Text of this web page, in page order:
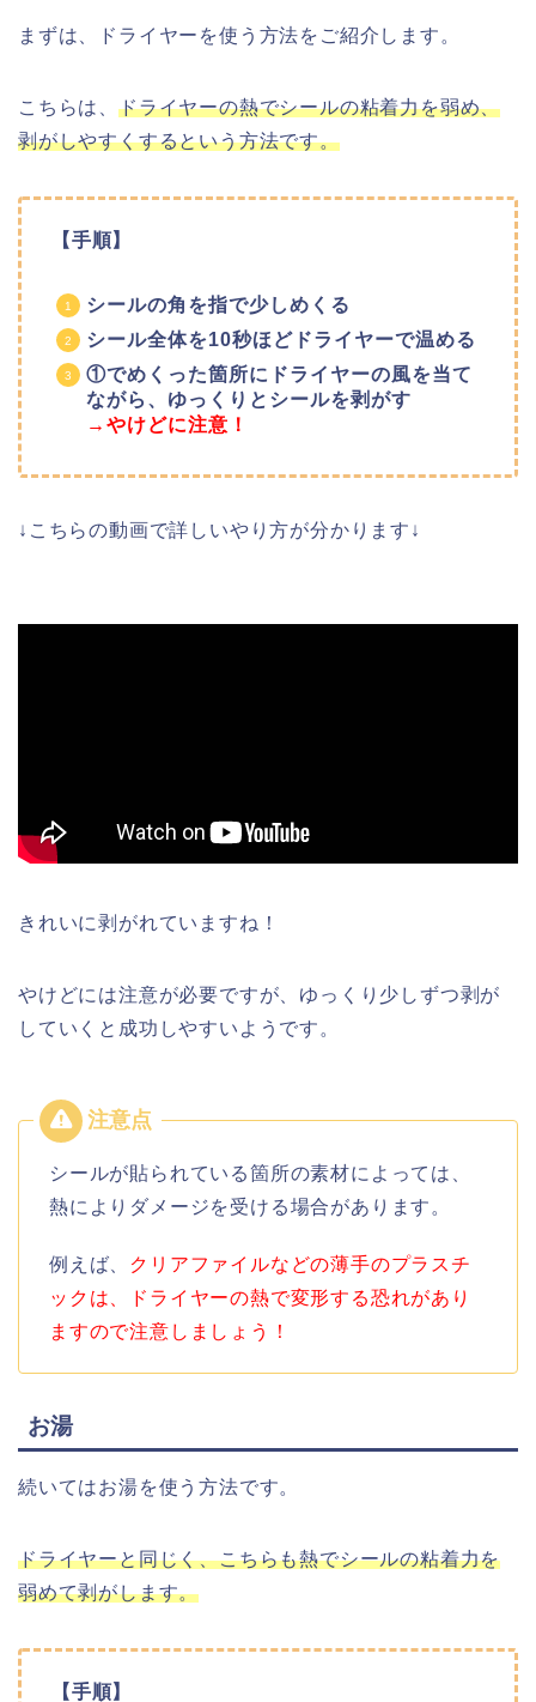
まずは、ドライヤーを使う方法をご紹介します。
こちらは、 ドライヤーの熱でシールの粘着力を弱め、
剥がしやすくするという方法です。
【手順】
シールの角を指で少しめくる
シール全体を10秒ほどドライヤーで温める
①でめくった箇所にドライヤーの風を当て
ながら、ゆっくりとシールを剥がす
→やけどに注意！
↓こちらの動画で詳しいやり方が分かります↓
きれいに剥がれていますね！
やけどには注意が必要ですが、ゆっくり少しずつ剥が
していくと成功しやすいようです。
シールが貼られている箇所の素材によっては、
熱によりダメージを受ける場合があります。
例えば、
クリアファイルなどの薄手のプラスチ
ックは、ドライヤーの熱で変形する恐れがあり
ますので注意しましょう！
お湯
続いてはお湯を使う方法です。
ドライヤーと同じく、こちらも熱でシールの粘着力を
弱めて剥がします。
【手順】